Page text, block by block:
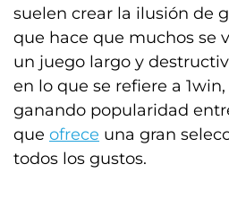
suelen crear la ilusión de
que hace que muchos se
un juego largo y
en lo que se refiere a
ganando popularidad
que ofrece una gran
todos los gustos.